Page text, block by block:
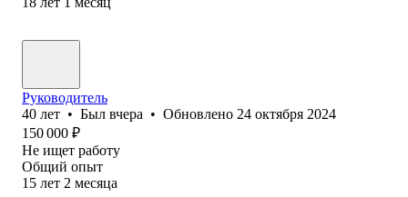
Руководитель
40 лет • Был вчера • Обновлено 24 октября 2024
150 000 ₽
Не ищет работу
Общий опыт
15 лет 2 месяца